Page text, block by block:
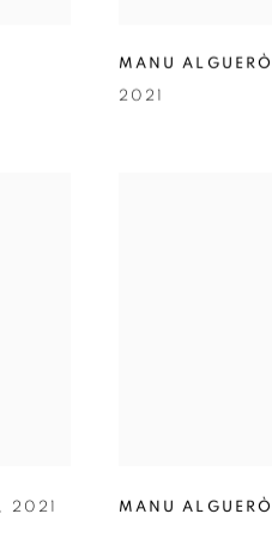
MANU ALGUERÒ
2021
2021 MANU ALGUERÒ